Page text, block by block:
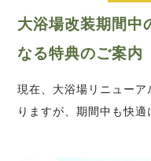
大浴場改装期間中
なる特典のご案内
現在、大浴場リニュー
りますが、期間中も快